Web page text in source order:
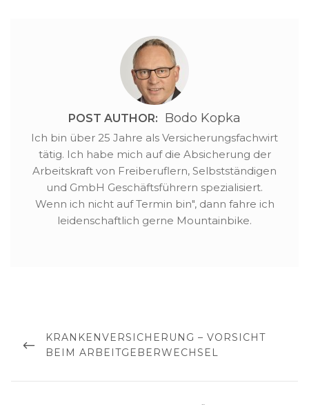
POST AUTHOR: Bodo Kopka
Ich bin über 25 Jahre als Versicherungsfachwirt
tätig. Ich habe mich auf die Absicherung der
Arbeitskraft von Freiberuflern, Selbstständigen
und GmbH Geschäftsführern spezialisiert.
Wenn ich nicht auf Termin bin", dann fahre ich
leidenschaftlich gerne Mountainbike.
PREVIOUS
POST
KRANKENVERSICHERUNG – VORSICHT
BEIM ARBEITGEBERWECHSEL